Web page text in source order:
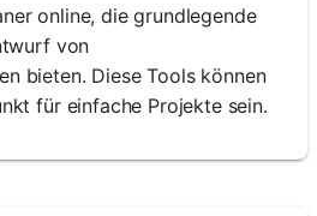
online, die grundlegende
von
bieten. Diese Tools können
für einfache Projekte sein.